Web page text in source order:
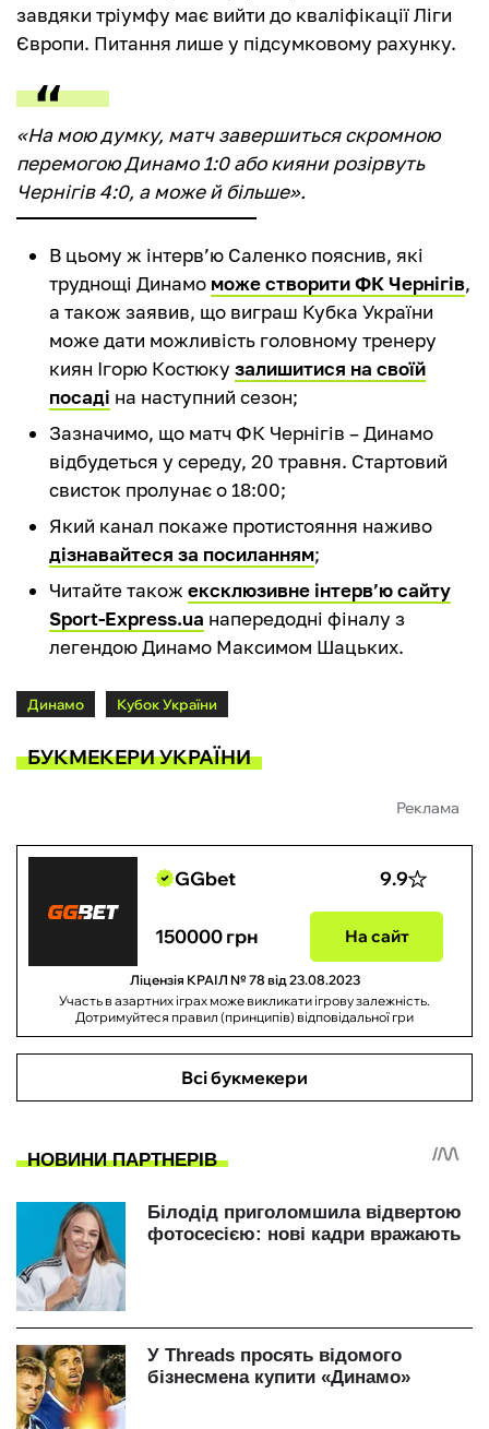
завдяки тріумфу має вийти до кваліфікації Ліги
Європи. Питання лише у підсумковому рахунку.
«На мою думку, матч завершиться скромною
перемогою Динамо 1:0 або кияни розірвуть
Чернігів 4:0, а може й більше».
В цьому ж інтерв’ю Саленко пояснив, які
труднощі Динамо може створити ФК Чернігів,
а також заявив, що виграш Кубка України
може дати можливість головному тренеру
киян Ігорю Костюку залишитися на своїй
посаді на наступний сезон;
Зазначимо, що матч ФК Чернігів – Динамо
відбудеться у середу, 20 травня. Стартовий
свисток пролунає о 18:00;
Який канал покаже протистояння наживо
дізнавайтеся за посиланням;
Читайте також ексклюзивне інтерв’ю сайту
Sport-Express.ua напередодні фіналу з
легендою Динамо Максимом Шацьких.
Динамо Кубок України
БУКМЕКЕРИ УКРАЇНИ
Реклама
GGbet 9.9
150000 грн На сайт
Ліцензія КРАІЛ № 78 від 23.08.2023
Участь в азартних іграх може викликати ігрову залежність.
Дотримуйтеся правил (принципів) відповідальної гри
Всі букмекери